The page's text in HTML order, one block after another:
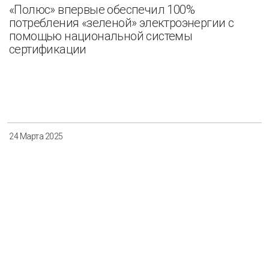
«Полюс» впервые обеспечил 100%
потребления «зеленой» электроэнергии с
помощью национальной системы
сертификации
24 Марта 2025